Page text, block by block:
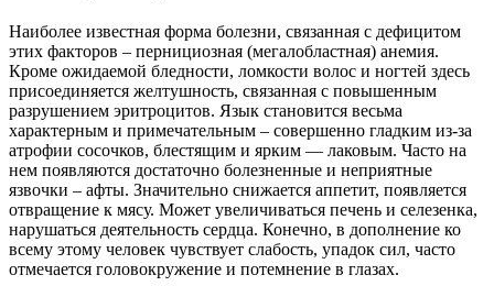
Наиболее известная форма болезни, связанная с дефицитом
этих факторов – пернициозная (мегалобластная) анемия.
Кроме ожидаемой бледности, ломкости волос и ногтей здесь
присоединяется желтушность, связанная с повышенным
разрушением эритроцитов. Язык становится весьма
характерным и примечательным – совершенно гладким из-за
атрофии сосочков, блестящим и ярким — лаковым. Часто на
нем появляются достаточно болезненные и неприятные
язвочки – афты. Значительно снижается аппетит, появляется
отвращение к мясу. Может увеличиваться печень и селезенка,
нарушаться деятельность сердца. Конечно, в дополнение ко
всему этому человек чувствует слабость, упадок сил, часто
отмечается головокружение и потемнение в глазах.